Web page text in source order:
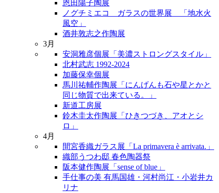
恩田陽子陶展
ノグチミエコ ガラスの世界展 「地水火
風空」
酒井敦志之作陶展
3月
安洞雅彦個展「美濃ストロングスタイル」
北村武志 1992-2024
加藤保幸個展
馬川祐輔作陶展「にんげんも石や星とかと
同じ物質で出来ている。」
新道工房展
鈴木圭太作陶展「ひきつづき、アオとシ
ロ」
4月
間宮香織ガラス展「La primavera è arrivata.」
織部うつわ邸 春色陶器祭
阪本健作陶展「sense of blue」
手仕事の美 有馬国雄・河村尚江・小岩井カ
リナ